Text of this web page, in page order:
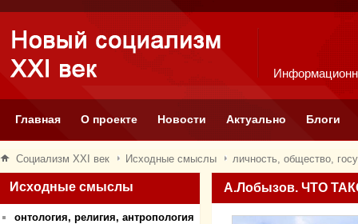
Главная О проекте Новости Актуально Блоги
Социализм XXI век Исходные смыслы личность, общество,
Исходные смыслы
онтология, религия, антропология
А.Лобызов. ЧТО